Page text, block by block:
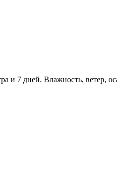
и 7 дней. Влажность, ветер,